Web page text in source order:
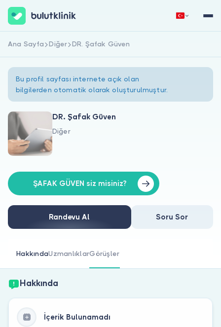
Hakkımızda
Doktorlar için
Doktor musunuz?
Hemen Kaydol
Ana Sayfa Diğer DR. Şafak Güven
Bu profil sayfası internete açık olan
bilgilerden otomatik olarak oluşturulmuştur.
DR. Şafak Güven
Diğer
ŞAFAK GÜVEN siz misiniz?
Randevu Al Soru Sor
HakkındaUzmanlıklarGörüşler
Hakkında
İçerik Bulunamadı